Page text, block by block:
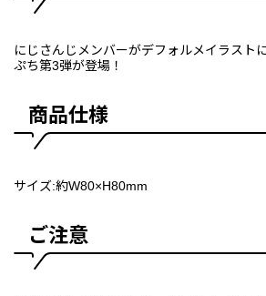
にじさんじメンバーがデフォルメイラスト
ぷち第3弾が登場！
商品仕様
サイズ:約W80×H80mm
ご注意